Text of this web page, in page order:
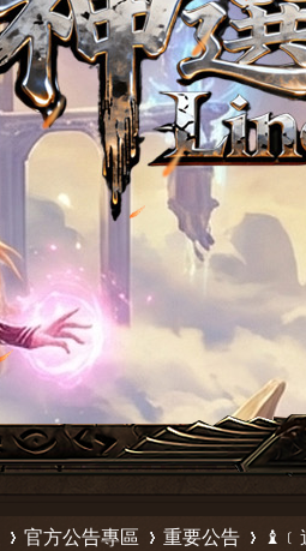
官方公告專區 重要公告 ♝﹝